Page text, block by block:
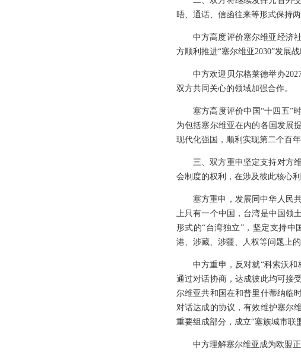
晤、通话、信函往来等形式保持
中方高度评价塞尔维亚经济
方顺利推进“塞尔维亚2030”发展
中方欢迎贝尔格莱德举办
双方共同关心的领域加强合作。
塞方高度评价中国“十四五”
为包括塞尔维亚在内的各国发展
现代化强国，顺利实现第二个百
三、双方重申坚定支持对方
会制度的权利，在涉及彼此核心
塞方重申，发展同中华人民
上只有一个中国，台湾是中国领
形式的“台湾独立”，坚定支持中
港、涉藏、涉疆、人权等问题上的
中方重申，反对就“科索沃和
通过对话协商，达成彼此均可接
尔维亚共和国在和普里什蒂纳临
对话达成的协议，有效维护塞尔
重要组成部分，成立“塞族城市联
中方理解塞尔维亚成为欧盟